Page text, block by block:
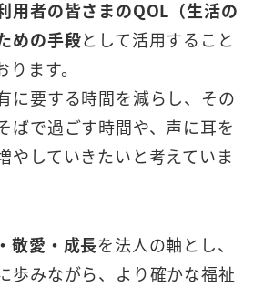
用者の皆さまのQOL（生活の
めの手段として活用すること
ます。
に要する時間を減らし、その
ばで過ごす時間や、声に耳を
やしていきたいと考えていま
敬愛・成長を法人の軸とし、
歩みながら、より確かな福祉